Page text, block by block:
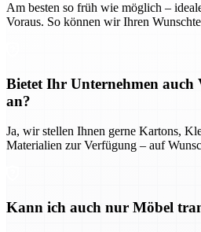
Am besten so früh wie möglich –
Voraus. So können wir Ihren
Bietet Ihr Unternehmen auch
an?
Ja, wir stellen Ihnen gerne Kartons,
Materialien zur Verfügung – auf
Kann ich auch nur Möbel